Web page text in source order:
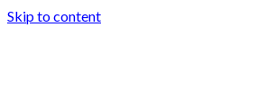
Skip to content